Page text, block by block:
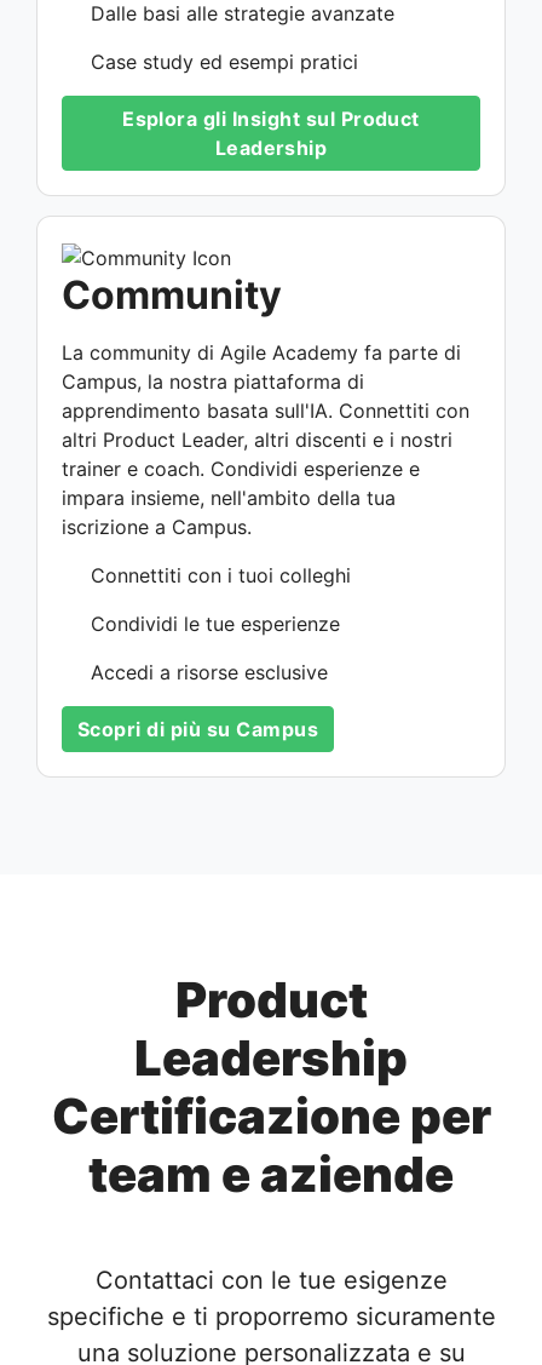
Dalle basi alle strategie avanzate
Case study ed esempi pratici
Esplora gli Insight sul Product
Leadership
Community
La community di Agile Academy fa parte di
Campus, la nostra piattaforma di
apprendimento basata sull'IA. Connettiti con
altri Product Leader, altri discenti e i nostri
trainer e coach. Condividi esperienze e
impara insieme, nell'ambito della tua
iscrizione a Campus.
Connettiti con i tuoi colleghi
Condividi le tue esperienze
Accedi a risorse esclusive
Scopri di più su Campus
Product
Leadership
Certificazione per
team e aziende
Contattaci con le tue esigenze
specifiche e ti proporremo sicuramente
una soluzione personalizzata e su